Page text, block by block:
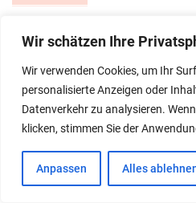
Wir schätzen Ihre
Wir verwenden Cookies, um Ihr
personalisierte Anzeigen oder
Datenverkehr zu analysieren.
klicken, stimmen Sie der
Anpassen Alles
Concealer im
Posted on13/03/2026 by